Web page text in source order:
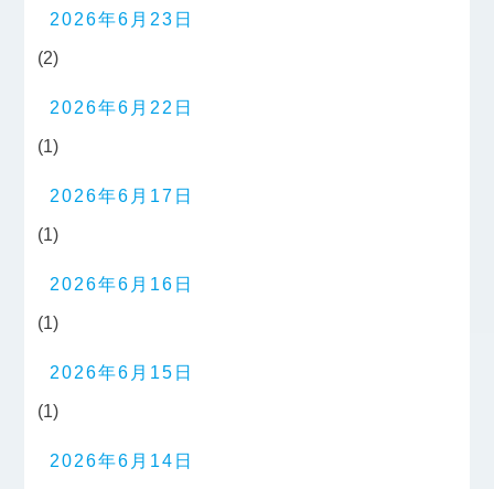
2026年6月23日
(2)
2026年6月22日
(1)
2026年6月17日
(1)
2026年6月16日
(1)
2026年6月15日
(1)
2026年6月14日